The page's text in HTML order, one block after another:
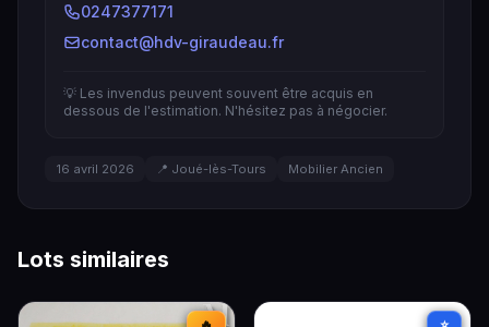
0247377171
contact@hdv-giraudeau.fr
💡 Les invendus peuvent souvent être acquis en
dessous de l'estimation. N'hésitez pas à négocier.
16 avril 2026 📍 Joué-lès-Tours Mobilier Ancien
Lots similaires